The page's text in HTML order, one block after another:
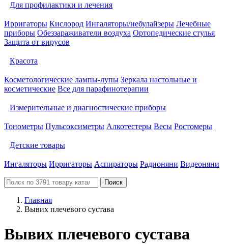
Для профилактики и лечения
Ирригаторы Кислород Ингаляторы/небулайзеры Лечебные
приборы Обеззараживатели воздуха Ортопедические стулья
Защита от вирусов
Красота
Косметологические лампы-лупы Зеркала настольные и
косметические Все для парафинотерапии
Измерительные и диагностические приборы
Тонометры Пульсоксиметры Алкотестеры Весы Ростомеры
Детские товары
Ингаляторы Ирригаторы Аспираторы Радионяни Видеоняни
Поиск
Главная
Вывих плечевого сустава
Вывих плечевого сустава